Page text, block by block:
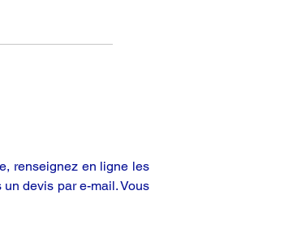
renseignez en ligne les
devis par e-mail. Vous